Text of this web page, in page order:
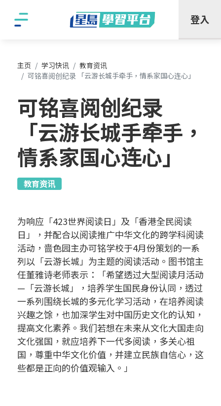
登入
主页 学习快讯
教育资讯
可铭喜阅创纪录 「云游长城手牵手，情系家国心连心」
可铭喜阅创纪录
「云游长城手牵手，
情系家国心连心」
教育资讯
为响应「423世界阅读日」及「香港全民阅读
日」，并配合以阅读推广中华文化的跨学科阅读
活动，啬色园主办可铭学校于4月份策划的一系
列以「云游长城」为主题的阅读活动。图书馆主
任董雅诗老师表示：「希望透过大型阅读月活动
—「云游长城」，培养学生国民身份认同，透过
一系列围绕长城的多元化学习活动，在培养阅读
兴趣之馀，也加深学生对中国历史文化的认知，
提高文化素养。我们若想在未来从文化大国走向
文化强国，就应培养下一代多阅读，多关心祖
国，尊重中华文化价值，并建立民族自信心，这
些都是正向的价值观输入。」